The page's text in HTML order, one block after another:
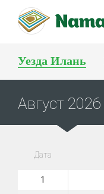
Уезда Илань
Август 2026
Дата
1